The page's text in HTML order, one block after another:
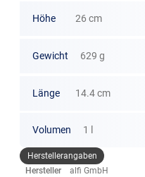
Höhe 26 cm
Gewicht 629 g
Länge 14.4 cm
Volumen 1 l
Herstellerangaben
Hersteller
alfi GmbH